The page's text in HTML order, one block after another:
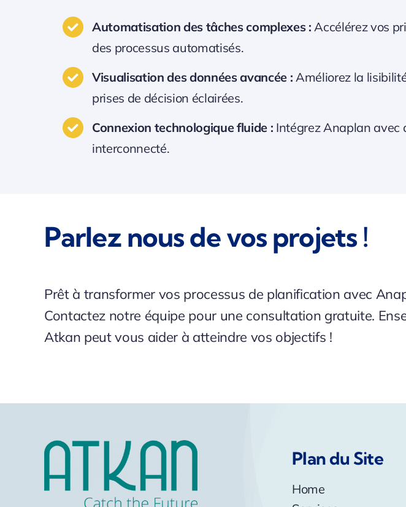
Automatisation des tâches complexes : Accélérez vos
des processus automatisés.
Visualisation des données avancée :Améliorez la
prises de décision éclairées.
Connexion technologique fluide : Intégrez Anaplan avec
interconnecté.
Parlez nous de vos projets !
Prêt à transformer vos processus de planification avec
Contactez notre équipe pour une consultation gratuite.
Atkan peut vous aider à atteindre vos objectifs !
Plan du Site
Home